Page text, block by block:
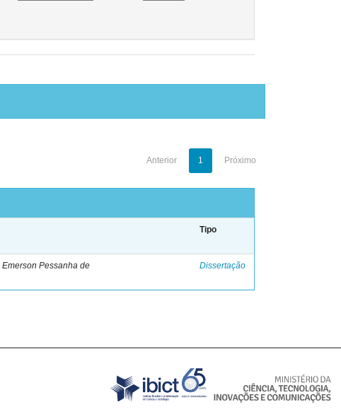
Anterior 1 Próximo
Tipo
Emerson Pessanha de Dissertação